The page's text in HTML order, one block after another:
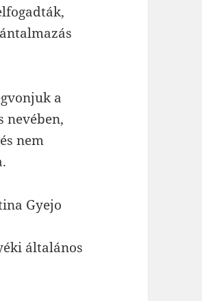
a
nevében,
nem
Gyejo
általános